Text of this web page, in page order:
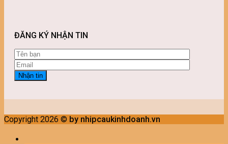
ĐĂNG KÝ NHẬN TIN
Copyright 2026 © by nhipcaukinhdoanh.vn